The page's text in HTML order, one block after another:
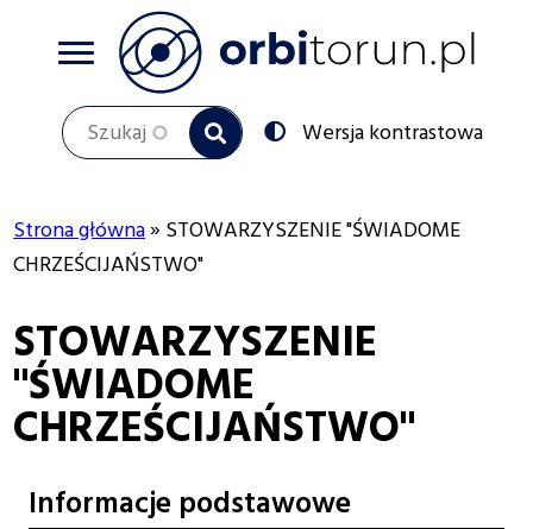
Szukaj
Przełącz
na:
Wersja kontrastowa
Ścieżka
nawigacyjna
Strona główna
STOWARZYSZENIE "ŚWIADOME
CHRZEŚCIJAŃSTWO"
STOWARZYSZENIE
"ŚWIADOME
CHRZEŚCIJAŃSTWO"
Informacje podstawowe